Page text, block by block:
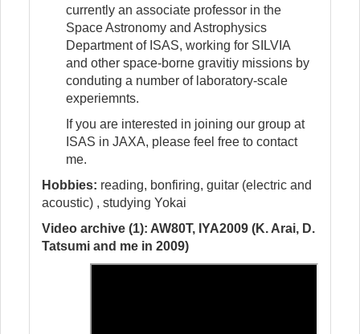
currently an associate professor in the
Space Astronomy and Astrophysics
Department of ISAS, working for SILVIA
and other space-borne gravitiy missions by
conduting a number of laboratory-scale
experiemnts.
If you are interested in joining our group at
ISAS in JAXA, please feel free to contact
me.
Hobbies: reading, bonfiring, guitar (electric and
acoustic) , studying Yokai
Video archive (1): AW80T, IYA2009 (K. Arai, D.
Tatsumi and me in 2009)